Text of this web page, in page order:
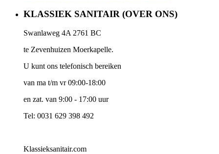
KLASSIEK SANITAIR (OVER ONS)
Swanlaweg 4A 2761 BC
te Zevenhuizen Moerkapelle.
U kunt ons telefonisch bereiken
van ma t/m vr 09:00-18:00
en zat. van 9:00 - 17:00 uur
Tel: 0031 629 398 492
Klassieksanitair.com